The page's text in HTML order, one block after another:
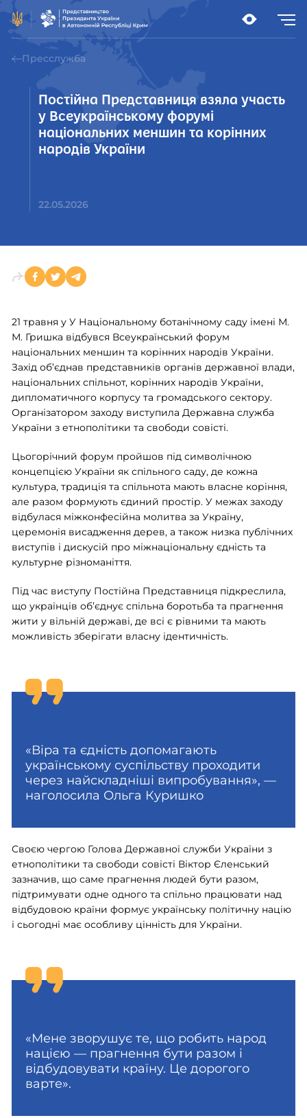
Пресслужба
Постійна Представниця взяла участь
у Всеукраїнському форумі
національних меншин та корінних
народів України
22.05.2026
21 травня у У Національному ботанічному саду імені М.
М. Гришка відбувся Всеукраїнський форум
національних меншин та корінних народів України.
Захід об’єднав представників органів державної влади,
національних спільнот, корінних народів України,
дипломатичного корпусу та громадського сектору.
Організатором заходу виступила Державна служба
України з етнополітики та свободи совісті.
Цьогорічний форум пройшов під символічною
концепцією України як спільного саду, де кожна
культура, традиція та спільнота мають власне коріння,
але разом формують єдиний простір. У межах заходу
відбулася міжконфесійна молитва за Україну,
церемонія висадження дерев, а також низка публічних
виступів і дискусій про міжнаціональну єдність та
культурне різноманіття.
Під час виступу Постійна Представниця підкреслила,
що українців об’єднує спільна боротьба та прагнення
жити у вільній державі, де всі є рівними та мають
можливість зберігати власну ідентичність.
«Віра та єдність допомагають
українському суспільству проходити
через найскладніші випробування», —
наголосила Ольга Куришко
Своєю чергою Голова Державної служби України з
етнополітики та свободи совісті Віктор Єленський
зазначив, що саме прагнення людей бути разом,
підтримувати одне одного та спільно працювати над
відбудовою країни формує українську політичну націю
і сьогодні має особливу цінність для України.
«Мене зворушує те, що робить народ
нацією — прагнення бути разом і
відбудовувати країну. Це дорогого
варте».